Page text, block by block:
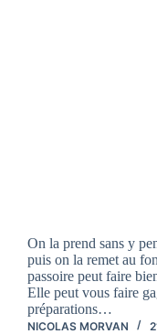
On la prend sans y
puis on la remet au
passoire peut faire
Elle peut vous faire
préparations…
NICOLAS MORVAN